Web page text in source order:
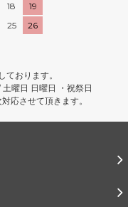
18
19
25
26
おります。
曜日 日曜日 ・祝祭日
応させて頂きます。